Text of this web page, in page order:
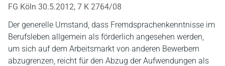
FG Köln 30.5.2012, 7 K 2764/08
Der generelle Umstand, dass Fremdsprachenkenntnisse im
Berufsleben allgemein als förderlich angesehen werden,
um sich auf dem Arbeitsmarkt von anderen Bewerbern
abzugrenzen, reicht für den Abzug der Aufwendungen als